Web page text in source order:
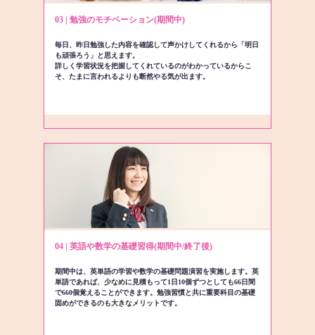
03 | 勉強のモチベーション(期間中)
毎日、昨日勉強した内容を確認して声かけしてくれるから「明日
も頑張ろう」と思えます。
詳しく学習状況を把握してくれているのがわかっているからこ
そ、たまに言われるよりも断然やる気が出ます。
04 | 英語や数学の基礎習得(期間中/終了後)
期間中は、英単語の学習や数学の基礎問題演習を実施します。英
単語であれば、少なめに見積もって1日10個ずつとしても66日間
で660個覚えることができます。勉強習慣と共に重要科目の基礎
固めができるのも大きなメリットです。